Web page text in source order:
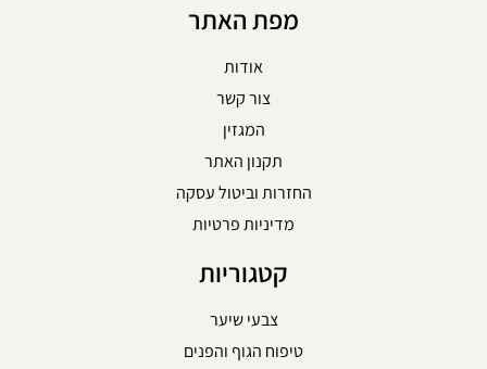
מפת האתר
אודות
צור קשר
המגזין
תקנון האתר
החזרות וביטול עסקה
מדיניות פרטיות
קטגוריות
צבעי שיער
טיפוח הגוף והפנים